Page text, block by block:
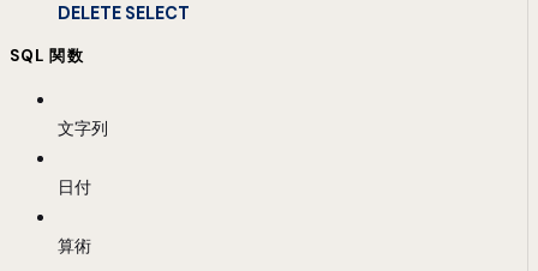
DELETE SELECT
SQL 関数
文字列
日付
算術